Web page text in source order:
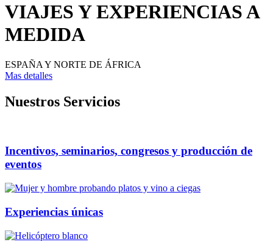
VIAJES Y EXPERIENCIAS A
MEDIDA
ESPAÑA Y NORTE DE ÁFRICA
Mas detalles
Nuestros Servicios
Incentivos, seminarios, congresos y producción de
eventos
Experiencias únicas